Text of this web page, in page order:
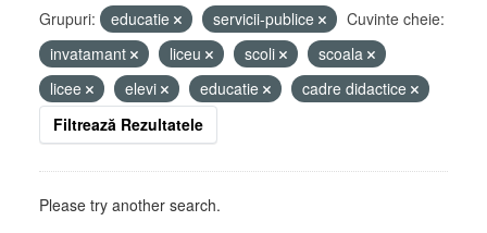
Grupuri: educatie servicii-publice
Cuvinte cheie:
invatamant
liceu scoli
scoala
licee
elevi educatie
cadre didactice
Filtrează Rezultatele
Please try another search.